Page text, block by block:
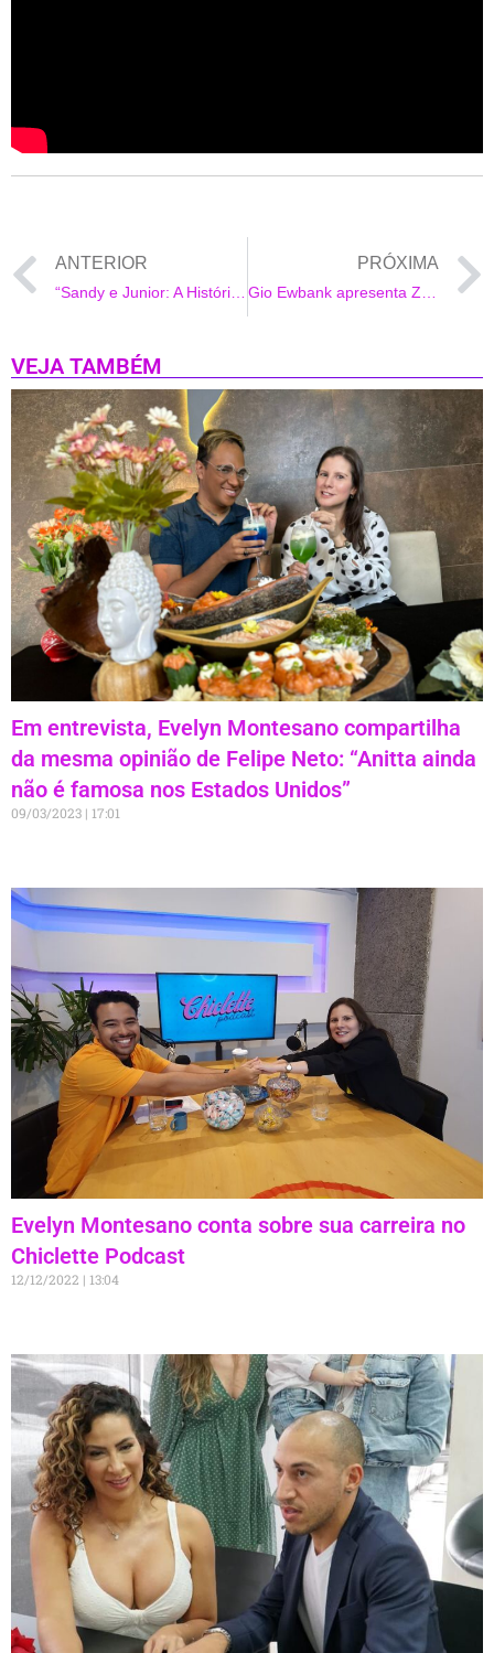
ANTERIOR PRÓXIMA
VEJA TAMBÉM
Em entrevista, Evelyn Montesano compartilha
da mesma opinião de Felipe Neto: “Anitta ainda
não é famosa nos Estados Unidos”
09/03/2023 17:01
Evelyn Montesano conta sobre sua carreira no
Chiclette Podcast
12/12/2022 13:04